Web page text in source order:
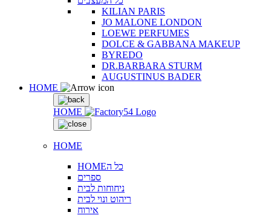
KILIAN PARIS
JO MALONE LONDON
LOEWE PERFUMES
DOLCE & GABBANA MAKEUP
BYREDO
DR.BARBARA STURM
AUGUSTINUS BADER
HOME
HOME
HOME
HOMEכל ה
ספרים
ניחוחות לבית
ריהוט ונוי לבית
אירוח